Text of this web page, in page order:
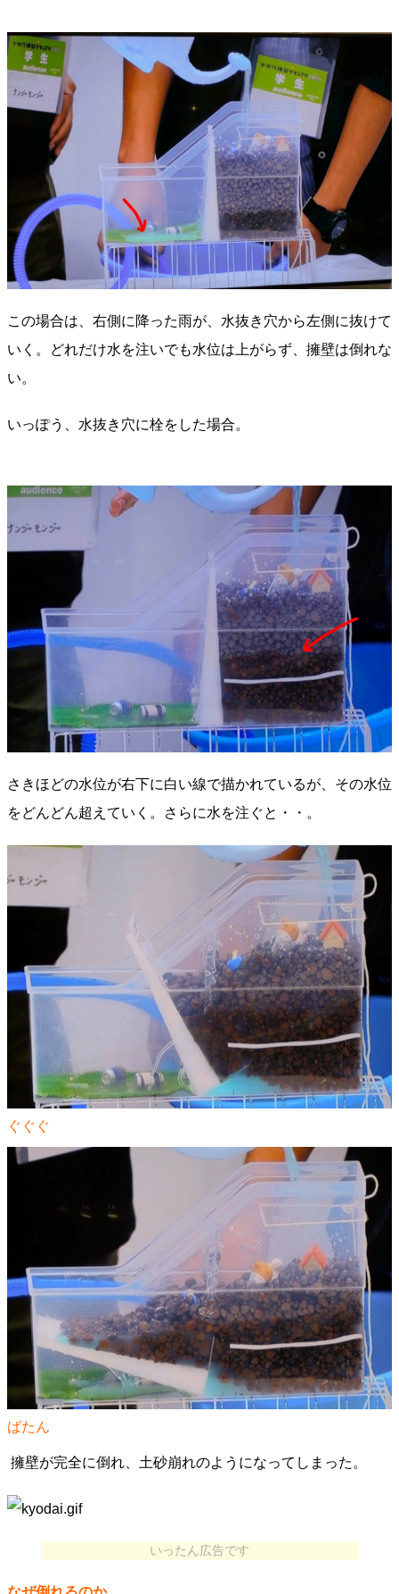
この場合は、右側に降った雨が、水抜き穴から左側に抜けて
いく。どれだけ水を注いでも水位は上がらず、擁壁は倒れな
い。
いっぽう、水抜き穴に栓をした場合。
さきほどの水位が右下に白い線で描かれているが、その水位
をどんどん超えていく。さらに水を注ぐと・・。
ぐぐぐ
ばたん
擁壁が完全に倒れ、土砂崩れのようになってしまった。
いったん広告です